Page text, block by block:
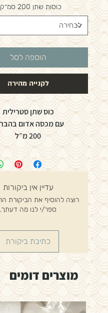
כוסות שתן 200 סמ״ק
הוספה לסל
לקנייה מהירה
כוס שתן סטרילית
עם מכסה אדום
200 מ״ל
250 יחידות במארז
כל יחידה באריזה
עדיין אין ביקורות
רוצה להוסיף את הביקורת
ספר/י לנו מה דעתך.
כתיבת ביקורת
מוצרים דומים